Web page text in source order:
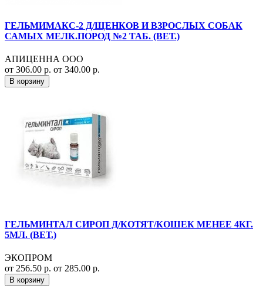
ГЕЛЬМИМАКС-2 Д/ЩЕНКОВ И ВЗРОСЛЫХ СОБАК
САМЫХ МЕЛК.ПОРОД №2 ТАБ. (ВЕТ.)
АПИЦЕННА ООО
от 306.00 р. от 340.00 р.
В корзину
ГЕЛЬМИНТАЛ СИРОП Д/КОТЯТ/КОШЕК МЕНЕЕ 4КГ.
5МЛ. (ВЕТ.)
ЭКОПРОМ
от 256.50 р. от 285.00 р.
В корзину